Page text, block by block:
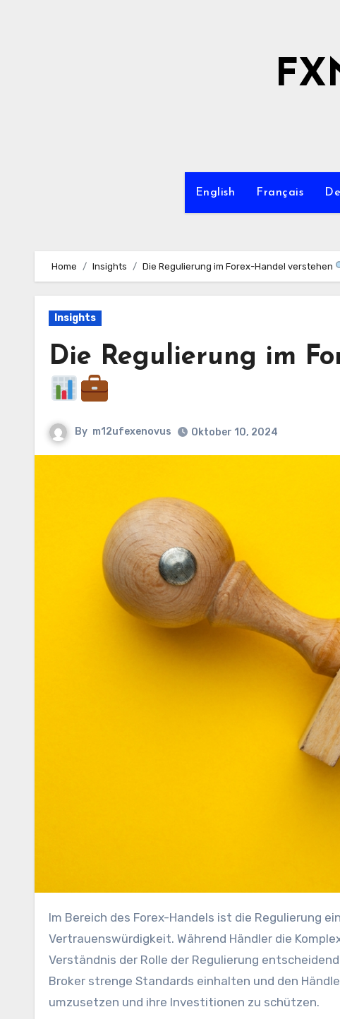
English Français
Home Insights Die Regulierung im Forex-Handel verstehen
Insights
Die Regulierung im
By m12ufexenovus Oktober 10, 2024
Im Bereich des Forex-Handels ist die Regulierung ein Grundpfeiler für Zuverlässigkeit und
Vertrauenswürdigkeit. Während Händler die
Verständnis der Rolle der Regulierung
Broker strenge Standards einhalten und den
umzusetzen und ihre Investitionen zu schützen.